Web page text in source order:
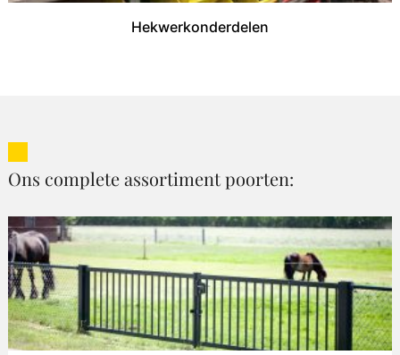
Hekwerkonderdelen
Ons complete assortiment poorten: